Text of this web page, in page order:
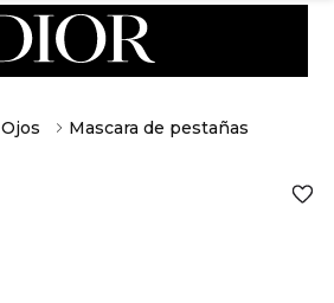
Ojos Mascara de pestañas